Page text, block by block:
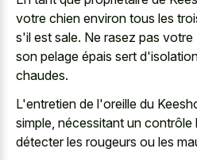
votre chien environ tous les
s'il est sale. Ne rasez pas
son pelage épais sert
chaudes.
L'entretien de l'oreille du
simple, nécessitant un
détecter les rougeurs ou les